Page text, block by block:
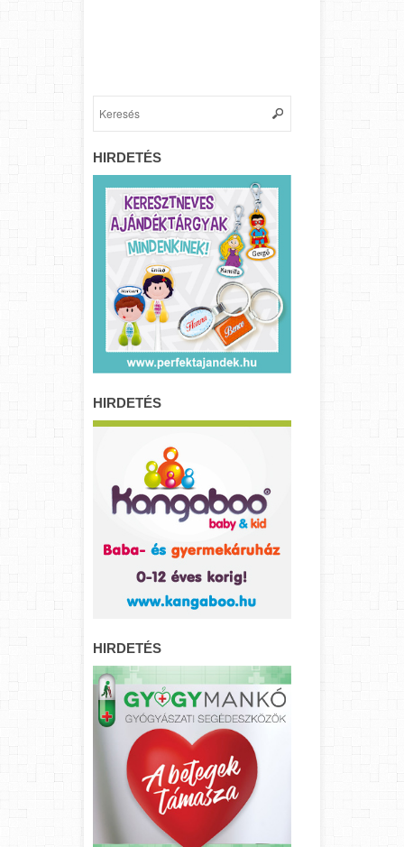
HIRDETÉS
HIRDETÉS
HIRDETÉS